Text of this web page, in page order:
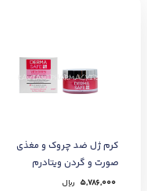
کرم ژل ضد چروک و مغذی
صورت و گردن ویتادرم
درماسیف
5,786,000 ﷼